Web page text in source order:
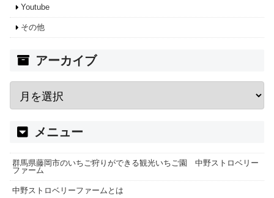
Youtube
その他
アーカイブ
メニュー
群馬県藤岡市のいちご狩りができる観光いちご園 中野ストロベリー
ファーム
中野ストロベリーファームとは